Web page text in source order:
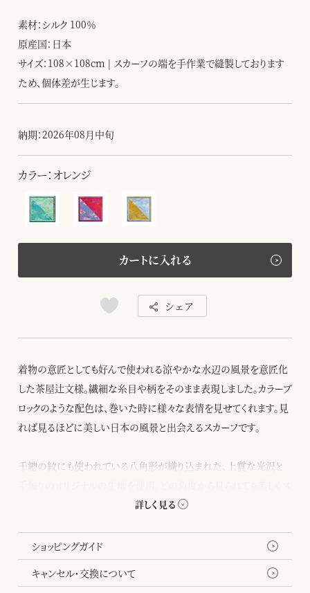
素材：シルク 100％
原産国：日本
サイズ：108×108cm | スカーフの端を手作業で縫製しております
ため、個体差が生じます。
納期：2026年08月中旬
カラー：オレンジ
カートに入れる
シェア
着物の意匠としても好んで使われる涼やかな水辺の風景を意匠化
した茶屋辻文様。繊細な糸目や柄をそのまま表現しました。カラーブ
ロックのような配色は、巻いた時に様々な表情を見せてくれます。見
れば見るほどに美しい日本の風景と出会えるスカーフです。
千總の紋にも使われている八角形が織り込まれた、上質な光沢と
タイリングできるよう、裏面にも染めをほどこしました。
ショッピングガイド
キャンセル・交換について